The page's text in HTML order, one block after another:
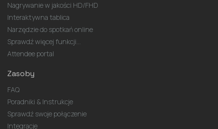
Nagrywanie w jakości HD/FHD
Interaktywna tablica
Narzędzie do spotkań online
Sprawdź więcej funkcji...
Attendee portal
Zasoby
FAQ
Poradniki & Instrukcje
Sprawdź swoje połączenie
Integracje